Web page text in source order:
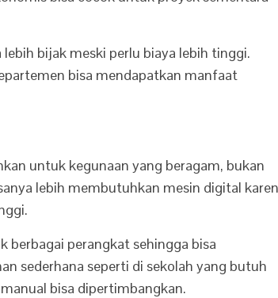
bijak meski perlu biaya lebih tinggi.
bisa mendapatkan manfaat
untuk kegunaan yang beragam, bukan
lebih membutuhkan mesin digital
berbagai perangkat sehingga bisa
sederhana seperti di sekolah yang butuh
bisa dipertimbangkan.